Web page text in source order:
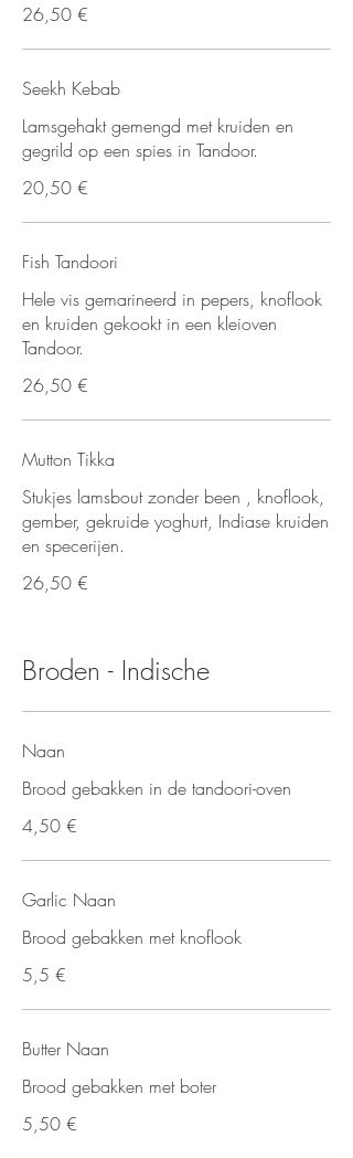
26,50 €
Seekh Kebab
Lamsgehakt gemengd met kruiden en
gegrild op een spies in Tandoor.
20,50 €
Fish Tandoori
Hele vis gemarineerd in pepers, knoflook
en kruiden gekookt in een kleioven
Tandoor.
26,50 €
Mutton Tikka
Stukjes lamsbout zonder been , knoflook,
gember, gekruide yoghurt, Indiase kruiden
en specerijen.
26,50 €
Broden - Indische
Naan
Brood gebakken in de tandoori-oven
4,50 €
Garlic Naan
Brood gebakken met knoflook
5,5 €
Butter Naan
Brood gebakken met boter
5,50 €